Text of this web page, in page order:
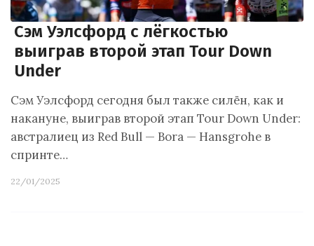
Сэм Уэлсфорд с лёгкостью
выиграв второй этап Tour Down
Under
Сэм Уэлсфорд сегодня был также силён, как и
накануне, выиграв второй этап Tour Down Under:
австралиец из Red Bull — Bora — Hansgrohe в
спринте…
22/01/2025